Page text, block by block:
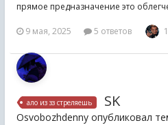
прямое предназначение это
9 мая, 2025 5 ответов 1
ало из зз стреляешь SK
Osvobozhdenny опубликовал